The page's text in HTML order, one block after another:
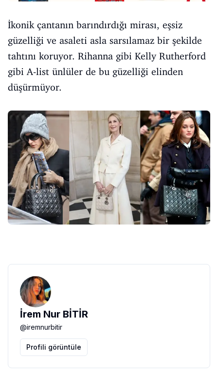
İkonik çantanın barındırdığı mirası, eşsiz
güzelliği ve asaleti asla sarsılamaz bir şekilde
tahtını koruyor. Rihanna gibi Kelly Rutherford
gibi A-list ünlüler de bu güzelliği elinden
düşürmüyor.
İrem Nur BİTİR
@iremnurbitir
Profili görüntüle